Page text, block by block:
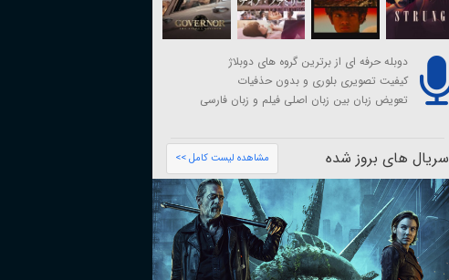
دوبله حرفه ای از برترین گروه های دوبلاژ
کیفیت تصویری بلوری و بدون حذفیات
تعویض زبان بین زبان اصلی فیلم و زبان فارسی
سریال های بروز شده مشاهده لیست کامل >>